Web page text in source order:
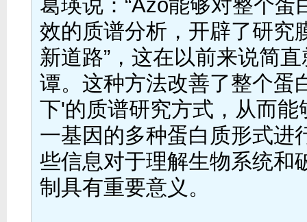
葛瑛说：“Azo能够对整个蛋
效的质谱分析，开辟了研究
新道路”，这在以前来说简
谭。这种方法改善了整个蛋
下'的质谱研究方式，从而能
一基因的多种蛋白质形式进
些信息对于理解生物系统和
制具有重要意义。